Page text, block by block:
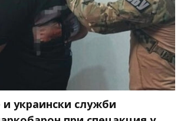
и украински служби